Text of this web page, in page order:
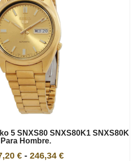
5 SNXS80 SNXS80K1 SNXS80K
Para Hombre.
€ - 246,34 €